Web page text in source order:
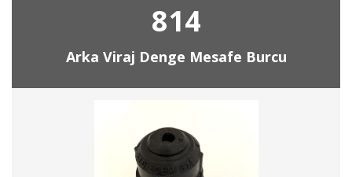
814
Arka Viraj Denge Mesafe Burcu